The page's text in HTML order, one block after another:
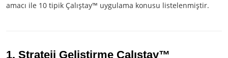
amacı ile 10 tipik Çalıştay™ uygulama konusu listelenmiştir.
1. Strateji Geliştirme Çalıştay™